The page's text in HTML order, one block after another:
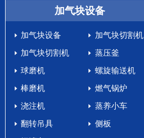
加气块设备
加气块设备 加气块切割机
加气块切割机 蒸压釜
球磨机 螺旋输送机
棒磨机 燃气锅炉
浇注机 蒸养小车
翻转吊具 侧板